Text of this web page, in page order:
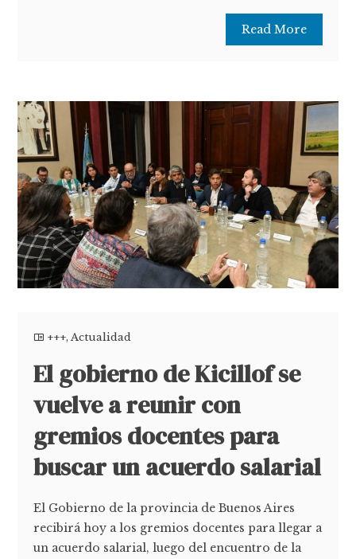
Read More
+++,Actualidad
El gobierno de Kicillof se
vuelve a reunir con
gremios docentes para
buscar un acuerdo salarial
El Gobierno de la provincia de Buenos Aires
recibirá hoy a los gremios docentes para llegar a
un acuerdo salarial, luego del encuentro de la